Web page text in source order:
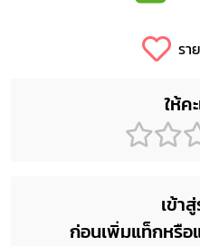
รา
ให้ค
เข้า
ก่อนเพิ่มแท็กหรือ